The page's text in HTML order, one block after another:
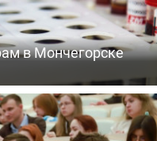
в Мончегорске